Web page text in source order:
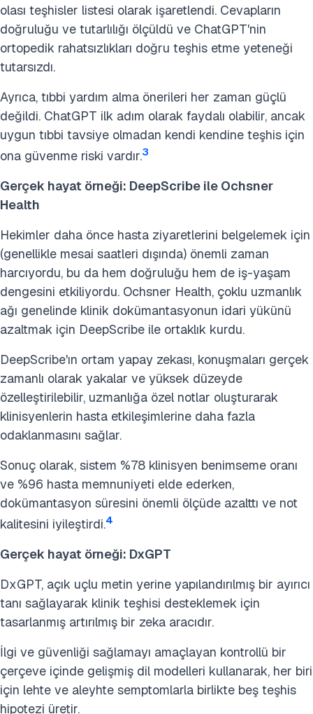
olası teşhisler listesi olarak işaretlendi. Cevapların
doğruluğu ve tutarlılığı ölçüldü ve ChatGPT'nin
ortopedik rahatsızlıkları doğru teşhis etme yeteneği
tutarsızdı.
Ayrıca, tıbbi yardım alma önerileri her zaman güçlü
değildi. ChatGPT ilk adım olarak faydalı olabilir, ancak
uygun tıbbi tavsiye olmadan kendi kendine teşhis için
ona güvenme riski vardır.3
Gerçek hayat örneği: DeepScribe ile Ochsner
Health
Hekimler daha önce hasta ziyaretlerini belgelemek için
(genellikle mesai saatleri dışında) önemli zaman
harcıyordu, bu da hem doğruluğu hem de iş-yaşam
dengesini etkiliyordu. Ochsner Health, çoklu uzmanlık
ağı genelinde klinik dokümantasyonun idari yükünü
azaltmak için DeepScribe ile ortaklık kurdu.
DeepScribe'ın ortam yapay zekası, konuşmaları gerçek
zamanlı olarak yakalar ve yüksek düzeyde
özelleştirilebilir, uzmanlığa özel notlar oluşturarak
klinisyenlerin hasta etkileşimlerine daha fazla
odaklanmasını sağlar.
Sonuç olarak, sistem %78 klinisyen benimseme oranı
ve %96 hasta memnuniyeti elde ederken,
dokümantasyon süresini önemli ölçüde azalttı ve not
kalitesini iyileştirdi.4
Gerçek hayat örneği: DxGPT
DxGPT, açık uçlu metin yerine yapılandırılmış bir ayırıcı
tanı sağlayarak klinik teşhisi desteklemek için
tasarlanmış artırılmış bir zeka aracıdır.
İlgi ve güvenliği sağlamayı amaçlayan kontrollü bir
çerçeve içinde gelişmiş dil modelleri kullanarak, her biri
için lehte ve aleyhte semptomlarla birlikte beş teşhis
hipotezi üretir.